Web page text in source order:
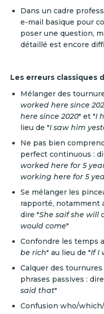
Dans un cadre
e-mail basique pour
poser une question,
détaillé est encore
Les erreurs classiques
Mélanger des
worked here since
here since 2020" et "I
lieu de "I saw him
Ne pas bien
perfect continuous :
worked here for 5
working here for 5
Se mélanger les
rapporté, notamment
dire "She saif she will
would come"
Confondre les temps
be rich" au lieu de "If I
Calquer des
phrases passives :
said that"
Confusion who/